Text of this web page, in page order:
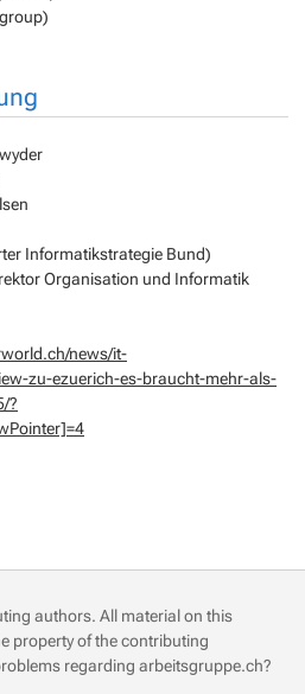
Informatikstrategie Bund)
Organisation und Informatik
news/it-
zu-ezuerich-es-braucht-mehr-als-
?
authors. All material on this
property of the contributing
regarding arbeitsgruppe.ch?